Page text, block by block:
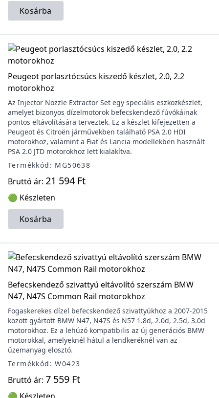
Kosárba
Peugeot porlasztócsúcs kiszedő készlet, 2.0, 2.2
motorokhoz
Az Injector Nozzle Extractor Set egy speciális eszközkészlet,
amelyet bizonyos dízelmotorok befecskendező fúvókáinak
pontos eltávolítására terveztek. Ez a készlet kifejezetten a
Peugeot és Citroën járművekben található PSA 2.0 HDI
motorokhoz, valamint a Fiat és Lancia modellekben használt
PSA 2.0 JTD motorokhoz lett kialakítva.
Termékkód: MG50638
Bruttó ár: 21 594 Ft
🟢 Készleten
Kosárba
Befecskendező szivattyú eltávolító szerszám BMW
N47, N47S Common Rail motorokhoz
Fogaskerekes dízel befecskendező szivattyúkhoz a 2007-2015
között gyártott BMW N47, N47S és N57 1.8d, 2.0d, 2.5d, 3.0d
motorokhoz. Ez a lehúzó kompatibilis az új generációs BMW
motorokkal, amelyeknél hátul a lendkeréknél van az
üzemanyag elosztó.
Termékkód: W0423
Bruttó ár: 7 559 Ft